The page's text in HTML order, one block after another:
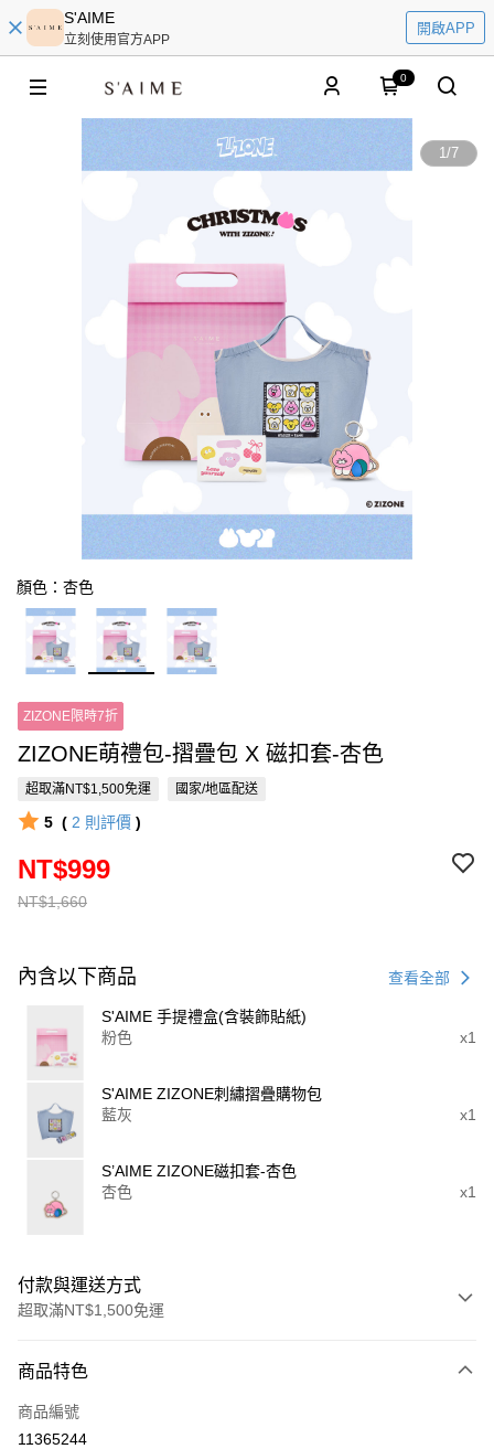
S'AIME
立刻使用官方APP
開啟APP
0
1/7
顏色：杏色
ZIZONE限時7折
ZIZONE萌禮包-摺疊包 X 磁扣套-杏色
超取滿NT$1,500免運 國家/地區配送
5 ( 2 則評價 )
NT$1,660
NT$999
內含以下商品 查看全部
S'AIME 手提禮盒(含裝飾貼紙)
粉色
x1
S'AIME ZIZONE刺繡摺疊購物包
藍灰
x1
S’AIME ZIZONE磁扣套-杏色
杏色
x1
付款與運送方式
超取滿NT$1,500免運
信用卡一次付款
超商取貨付款
商品特色
商品編號
11365244